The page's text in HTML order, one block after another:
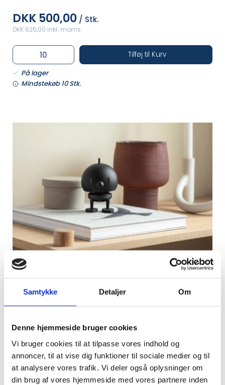
Samtykke Detaljer Om
Denne hjemmeside bruger cookies
Vi bruger cookies til at tilpasse vores indhold og
annoncer, til at vise dig funktioner til sociale medier og til
at analysere vores trafik. Vi deler også oplysninger om
din brug af vores hjemmeside med vores partnere inden
DKK 500,00 / Stk.
DKK 625,00 inkl. moms
Tilføj til Kurv
På lager
Mindstekøb 10 Stk.
HOP29000
DKK 312,00
DKK 390,00 inkl. moms
Tilføj til Kurv
På lager
Mindstekøb 10 Stk.